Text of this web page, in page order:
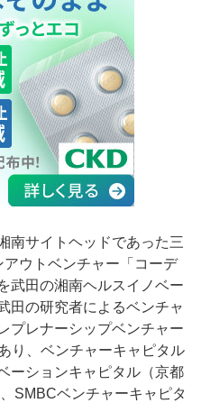
南サイトヘッドであった三
ウトベンチャー「コーデ
武田の湘南ヘルスイノベー
田の研究者によるベンチャ
プレナーシップベンチャー
り、ベンチャーキャピタル
ーションキャピタル（京都
SMBCベンチャーキャピタ